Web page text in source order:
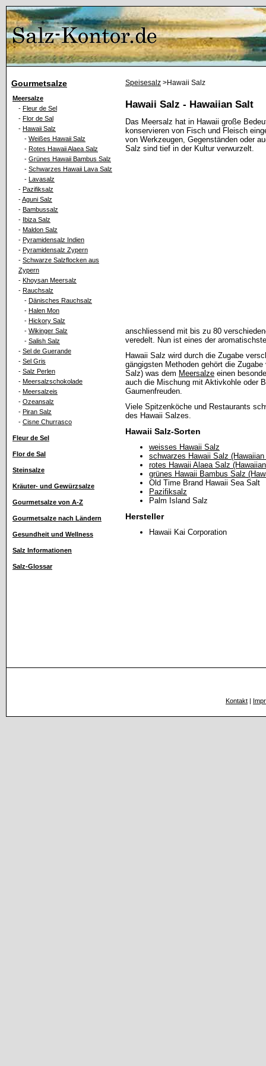
Gourmetsalze
Meersalze
- Fleur de Sel
- Flor de Sal
- Hawaii Salz
- Weißes Hawaii Salz
- Rotes Hawaii Alaea Salz
- Grünes Hawaii Bambus Salz
- Schwarzes Hawaii Lava Salz
- Lavasalz
- Pazifiksalz
-Aguni Salz
- Bambussalz
- Ibiza Salz
- Maldon Salz
- Pyramidensalz Indien
- Pyramidensalz Zypern
- Schwarze Salzflocken aus
Zypern
- Khoysan Meersalz
- Rauchsalz
- Dänisches Rauchsalz
- Halen Mon
- Hickory Salz
- Wikinger Salz
- Salish Salz
- Sel de Guerande
- Sel Gris
- Salz Perlen
- Meersalzschokolade
- Meersalzeis
- Ozeansalz
- Piran Salz
- Cisne Churrasco
Fleur de Sel
Flor de Sal
Steinsalze
Kräuter- und Gewürzsalze
Gourmetsalze von A-Z
Gourmetsalze nach Ländern
Gesundheit und Wellness
Salz Informationen
Salz-Glossar
Speisesalz >Hawaii Salz
Hawaii Salz - Hawaiian Salt
Das Meersalz hat in Hawaii große
konservieren von Fisch und Fleisch
von Werkzeugen, Gegenständen oder
Salz sind tief in der Kultur verwurzelt.
anschliessend mit bis zu 80
veredelt. Nun ist eines der
Hawaii Salz wird durch die Zugabe
gängigsten Methoden gehört die
Salz) was dem Meersalze einen
auch die Mischung mit Aktivkohle oder
Gaumenfreuden.
Viele Spitzenköche und Restaurants
des Hawaii Salzes.
Hawaii Salz-Sorten
weisses Hawaii Salz
schwarzes Hawaii Salz
rotes Hawaii Alaea Salz
grünes Hawaii Bambus Salz
Old Time Brand Hawaii Sea Salt
Pazifiksalz
Palm Island Salz
Hersteller
Hawaii Kai Corporation
Kontakt |